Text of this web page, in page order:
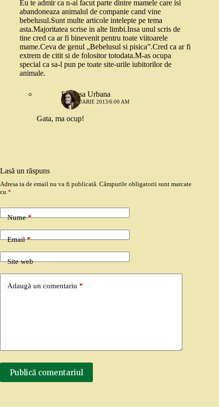
Eu te admir ca n-ai facut parte dintre mamele care isi
abandoneaza animalul de companie cand vine
bebelusul.Sunt multe articole intelepte pe tema
asta.Majoritatea scrise in alte limbi.Insa unul scris de
tine cred ca ar fi binevenit pentru toate viitoarele
mame.Ceva de genul „Bebelusul si pisica”.Cred ca ar fi
extrem de citit si de folositor totodata.M-as ocupa
special ca sa-l pun pe toate site-urile iubitorilor de
animale.
Printesa Urbana
31 IANUARIE 2013/6:00 AM
Gata, ma ocup!
Lasă un răspuns
Adresa ta de email nu va fi publicată. Câmpurile obligatorii sunt marcate
cu *
Nume*
Email*
Site web
Adaugă un comentariu *
Publică comentariul